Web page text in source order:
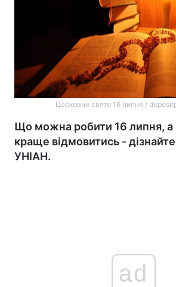
Церковне свято 16 липня /
Що можна робити 16 липня, а
краще відмовитись -
УНІАН.
ad